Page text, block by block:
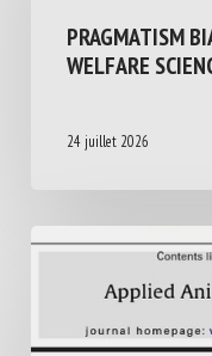
PRAGMATISM
WELFARE
24 juillet 2026